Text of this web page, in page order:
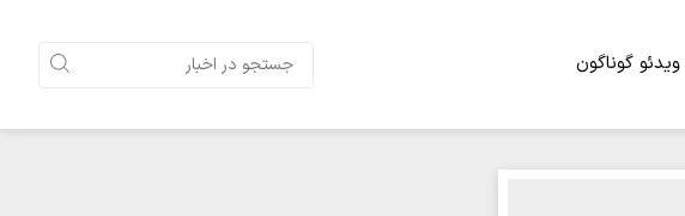
ویدئو گوناگون